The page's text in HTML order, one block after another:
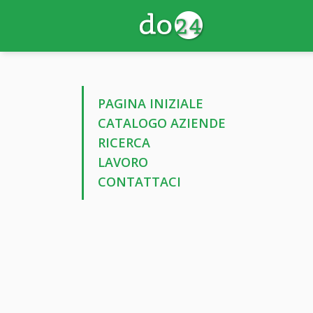
PAGINA INIZIALE
CATALOGO AZIENDE
RICERCA
LAVORO
CONTATTACI